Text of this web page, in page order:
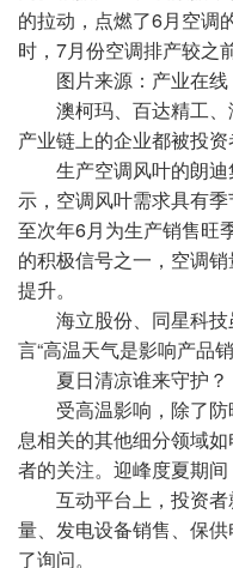
的拉动，点燃了6月空调
时，7月份空调排产较之
图片来源：产业在线
澳柯玛、百达精工
产业链上的企业都被投资
生产空调风叶的朗
示，空调风叶需求具有
至次年6月为生产销售旺
的积极信号之一，空调
提升。
海立股份、同星科
言“高温天气是影响产品
夏日清凉谁来守护？
受高温影响，除了
息相关的其他细分领域
者的关注。迎峰度夏期间
互动平台上，投资
量、发电设备销售、保
了询问。